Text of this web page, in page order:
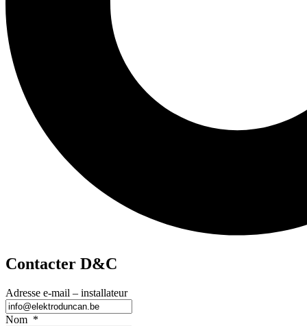
Contacter D&C
Adresse e-mail – installateur
Nom *